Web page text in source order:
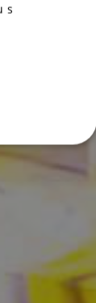
s